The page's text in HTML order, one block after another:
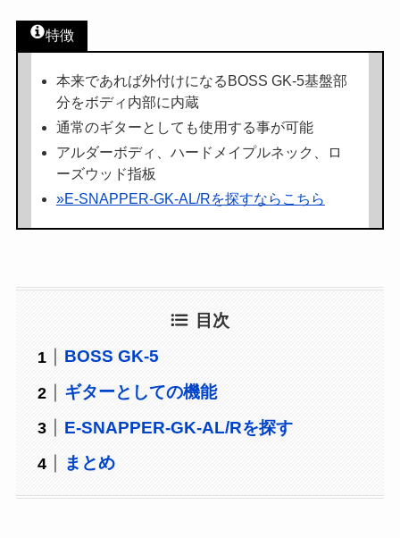
特徴
本来であれば外付けになるBOSS GK-5基盤部
分をボディ内部に内蔵
通常のギターとしても使用する事が可能
アルダーボディ、ハードメイプルネック、ロ
ーズウッド指板
»E-SNAPPER-GK-AL/Rを探すならこちら
目次
BOSS GK-5
ギターとしての機能
E-SNAPPER-GK-AL/Rを探す
まとめ